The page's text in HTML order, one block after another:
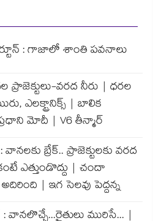
: గాజాలో శాంతి పవనాలు
ప్రాజెక్టులు-వరద నీరు | ధరల
ఎలక్ట్రానిక్స్ | బాలిక
మోదీ | V6 తీన్మార్
బ్రేక్.. ప్రాజెక్టులకు వరద
ఎత్తుండొద్దు | చందా
| ఇగ సెలవు పెద్దన్న
వానలొచ్చే...రైతులు మురిసే... |